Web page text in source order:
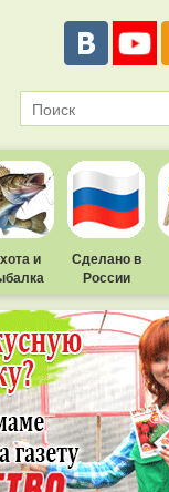
и
Сделано в
России